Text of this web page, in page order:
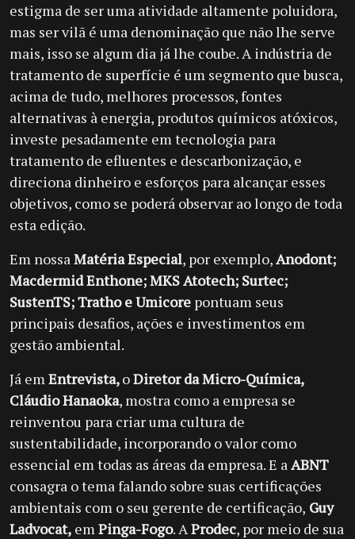
estigma de ser uma atividade altamente poluidora,
mas ser vilã é uma denominação que não lhe serve
mais, isso se algum dia já lhe coube. A indústria de
tratamento de superfície é um segmento que busca,
acima de tudo, melhores processos, fontes
alternativas à energia, produtos químicos atóxicos,
investe pesadamente em tecnologia para
tratamento de efluentes e descarbonização, e
direciona dinheiro e esforços para alcançar esses
objetivos, como se poderá observar ao longo de toda
esta edição.
Em nossaMatéria Especial, por exemplo,Anodont;
Macdermid Enthone; MKS Atotech; Surtec;
SustenTS; Tratho e Umicore pontuam seus
principais desafios, ações e investimentos em
gestão ambiental.
Já emEntrevista,oDiretor da Micro-Química,
Cláudio Hanaoka, mostra como a empresa se
reinventou para criar uma cultura de
sustentabilidade, incorporando o valor como
essencial em todas as áreas da empresa.E aABNT
consagra o tema falando sobre suas certificações
ambientais com o seu gerente de certificação, Guy
Ladvocat, emPinga-Fogo.AProdec, por meio de sua